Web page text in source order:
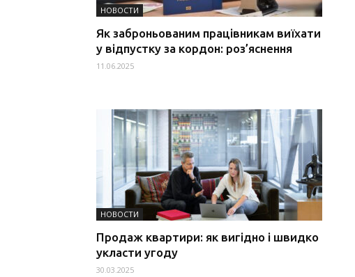
НОВОСТИ
Як заброньованим працівникам виїхати
у відпустку за кордон: роз’яснення
11.06.2025
НОВОСТИ
Продаж квартири: як вигідно і швидко
укласти угоду
30.03.2025